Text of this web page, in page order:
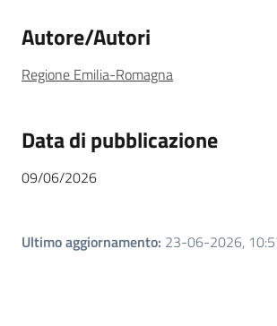
Autore/Autori
Regione Emilia-Romagna
Data di pubblicazione
09/06/2026
Ultimo aggiornamento: 23-06-2026,